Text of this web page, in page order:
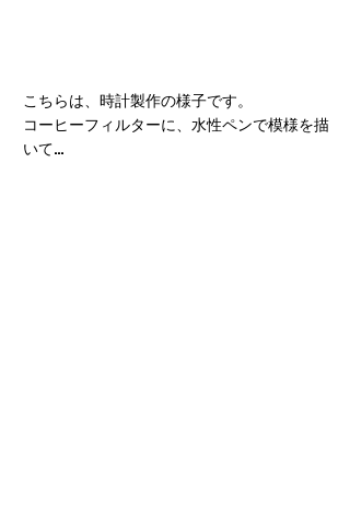
こちらは、時計製作の様子です。
コーヒーフィルターに、水性ペンで模様を描
いて…